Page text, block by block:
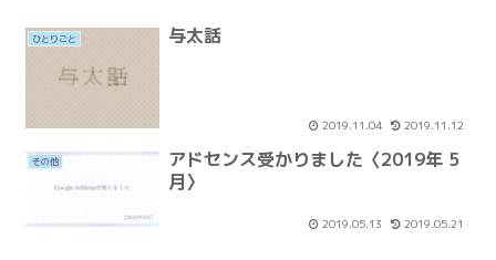
ひとりごと 与太話
2019.11.04 2019.11.12
その他
アドセンス受かりました〈2019年 5
月〉
2019.05.13 2019.05.21